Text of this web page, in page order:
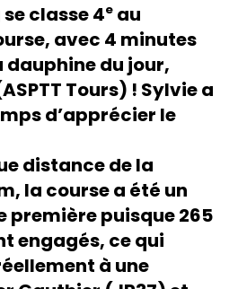
classe 4e au
avec 4 minutes
dauphine du jour,
Tours) ! Sylvie a
d’apprécier le
distance de la
la course a été un
première puisque 265
engagés, ce qui
à une